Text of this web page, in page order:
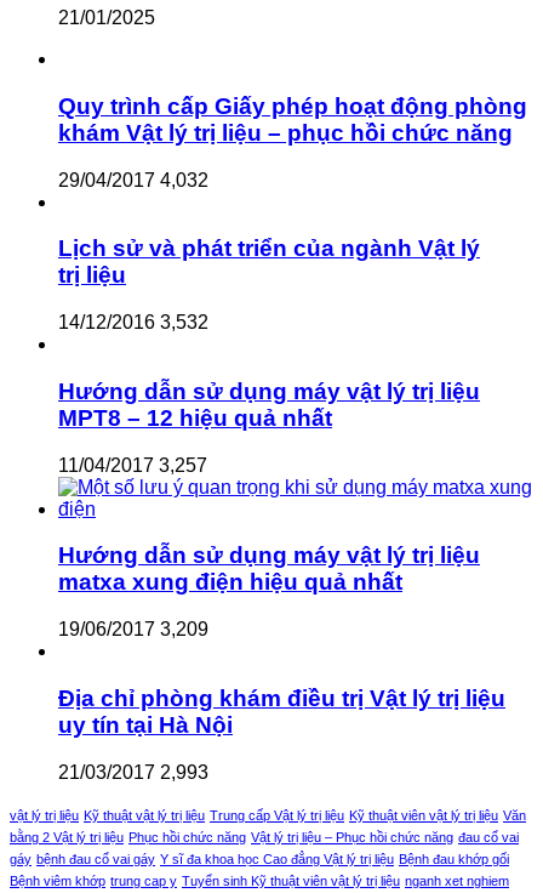
21/01/2025
Quy trình cấp Giấy phép hoạt động phòng
khám Vật lý trị liệu – phục hồi chức năng
29/04/2017 4,032
Lịch sử và phát triển của ngành Vật lý
trị liệu
14/12/2016 3,532
Hướng dẫn sử dụng máy vật lý trị liệu
MPT8 – 12 hiệu quả nhất
11/04/2017 3,257
Hướng dẫn sử dụng máy vật lý trị liệu
matxa xung điện hiệu quả nhất
19/06/2017 3,209
Địa chỉ phòng khám điều trị Vật lý trị liệu
uy tín tại Hà Nội
21/03/2017 2,993
vật lý trị liệu Kỹ thuật vật lý trị liệu Trung cấp Vật lý trị liệu Kỹ thuật viên vật lý trị liệu Văn
bằng 2 Vật lý trị liệu Phục hồi chức năng Vật lý trị liệu – Phục hồi chức năng đau cổ vai
gáy bệnh đau cổ vai gáy Y sĩ đa khoa học Cao đẳng Vật lý trị liệu Bệnh đau khớp gối
Bệnh viêm khớp trung cap y Tuyển sinh Kỹ thuật viên vật lý trị liệu nganh xet nghiem